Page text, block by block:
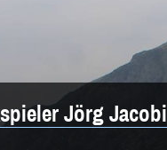
Jörg Jacobi